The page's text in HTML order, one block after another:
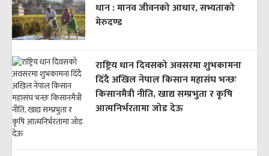
धान : मानव जीवनको आधार, सभ्यताको
मेरुदण्ड
राष्ट्रिय धान दिवसको अवसरमा शुभकामना
दिँदै अखिल नेपाल किसान महासंघ भन्छः
किसानमैत्री नीति, खाद्य सम्प्रभुता र कृषि
आत्मनिर्भरतामा जोड देऊ